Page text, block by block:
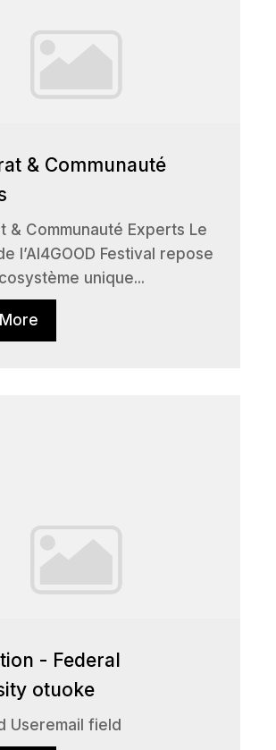
& Communauté
& Communauté Experts Le
l’AI4GOOD Festival repose
unique...
- Federal
otuoke
Useremail field